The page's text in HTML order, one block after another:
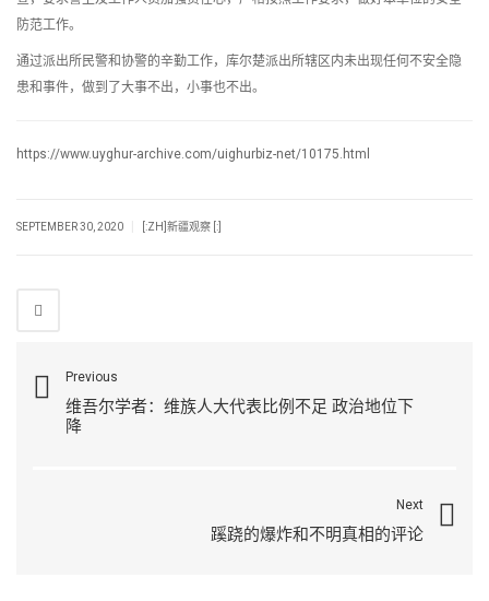
防范工作。
通过派出所民警和协警的辛勤工作，库尔楚派出所辖区内未出现任何不安全隐
患和事件，做到了大事不出，小事也不出。
https://www.uyghur-archive.com/uighurbiz-net/10175.html
SEPTEMBER 30, 2020 [:ZH]新疆观察 [:]
Previous
维吾尔学者：维族人大代表比例不足 政治地位下
降
Next
蹊跷的爆炸和不明真相的评论